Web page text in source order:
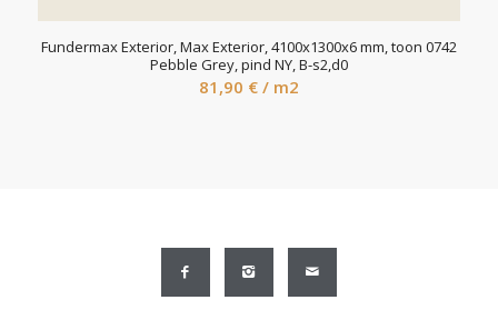
Fundermax Exterior, Max Exterior, 4100x1300x6 mm, toon 0742
Pebble Grey, pind NY, B-s2,d0
81,90 € / m2